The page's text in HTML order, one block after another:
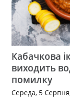
Кабачкова
виходить
помилку
Середа, 5